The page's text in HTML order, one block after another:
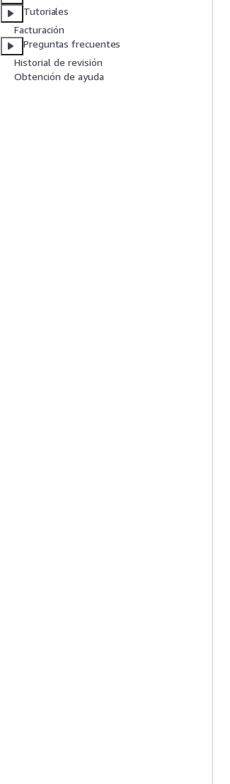
Tutoriales
Facturación
Preguntas frecuentes
Historial de revisión
Obtención de ayuda